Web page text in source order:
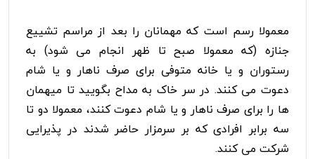
معمولا رسم است که مهمانان را بعد از مراسم تشییع
جنازه (که معمولا صبح تا ظهر انجام می شود) به
رستوران و یا خانه متوفی برای صرف ناهار و یا شام
دعوت می کنند. در سر خاک به مداح بگویید تا میهمان
ها را برای صرف ناهار و یا شام دعوت کنند، معمولا دو تا
سه برابر افرادی که بر سرمزار حاضر شدند در پذیرایی
شرکت می کنند.